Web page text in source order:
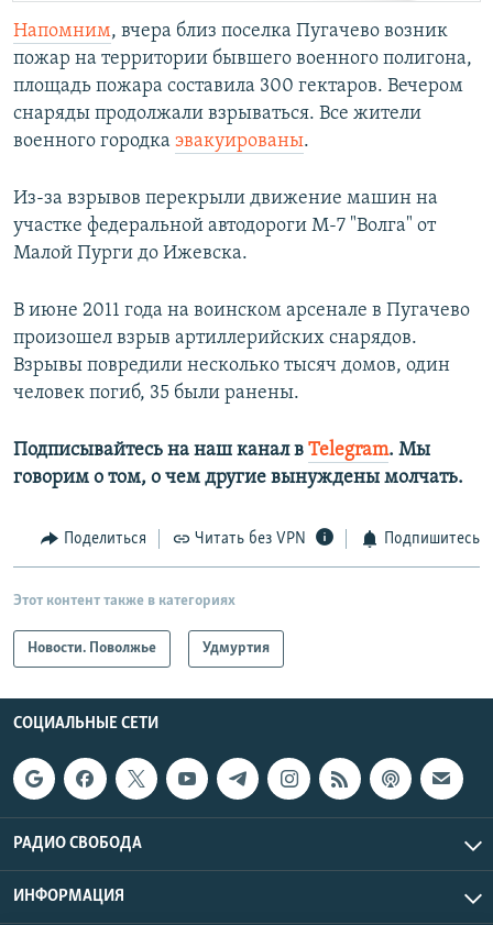
Напомним, вчера близ поселка Пугачево возник
пожар на территории бывшего военного полигона,
площадь пожара составила 300 гектаров. Вечером
снаряды продолжали взрываться. Все жители
военного городка эвакуированы.
Из-за взрывов перекрыли движение машин на
участке федеральной автодороги М-7 "Волга" от
Малой Пурги до Ижевска.
В июне 2011 года на воинском арсенале в Пугачево
произошел взрыв артиллерийских снарядов.
Взрывы повредили несколько тысяч домов, один
человек погиб, 35 были ранены.
Подписывайтесь на наш канал в Telegram. Мы
говорим о том, о чем другие вынуждены молчать.
Поделиться Читать без VPN Подпишитесь
Этот контент также в категориях
Новости. Поволжье Удмуртия
СОЦИАЛЬНЫЕ СЕТИ
РАДИО СВОБОДА
ИНФОРМАЦИЯ